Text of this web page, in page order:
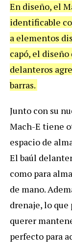
En diseño, el
identificable
a elementos
capó, el diseño
delanteros
barras.
Junto con su
Mach-E tiene
espacio de
El baúl
como para
de mano.
drenaje, lo
querer
perfecto para